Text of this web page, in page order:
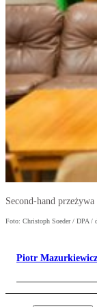
Second-hand
Foto: Christoph Soeder / DPA /
Piotr Mazurkiewicz